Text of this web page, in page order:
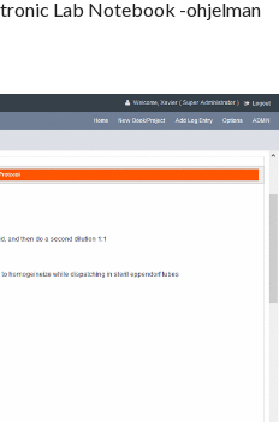
Lab Notebook -ohjelman